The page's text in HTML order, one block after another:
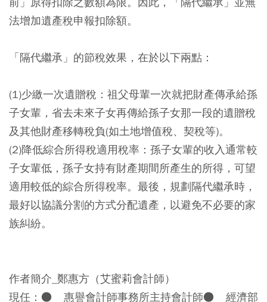
法增加遺產稅申報扣除額。
「隔代繼承」的節稅效果，在於以下兩點：
(1)少繳一次遺贈稅：祖父母輩一次就把財產傳承給孫
子女輩，省去未來子女再傳給孫子女那一段的遺贈稅
及其他財產移轉稅負(如土地增值稅、契稅等)。
(2)降低綜合所得稅適用稅率：孫子女輩的收入通常較
子女輩低，孫子女持有財產期間所產生的所得，可望
適用較低的綜合所得稅率。最後，規劃隔代繼承時，
最好以協議分割的方式分配遺產，以避免不必要的家
族糾紛。
作者簡介_鄭惠方（艾蜜莉會計師）
現任：● 惠譽會計師事務所主持會計師● 經濟部